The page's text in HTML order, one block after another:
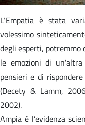
L‘Empatia è stata
volessimo
degli esperti, potremmo
le emozioni di
pensieri e di
(Decety & Lamm,
2002).
Ampia è l’evidenza